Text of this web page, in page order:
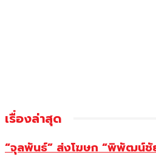
เรื่องล่าสุด
“จุลพันธ์” ส่งโฆษก “พิพัฒน์ชัย